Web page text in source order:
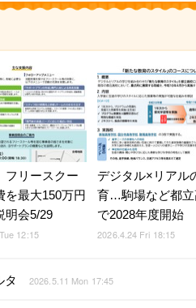
フリースクー
を最大150万円
会5/29
12:15
デジタル×リアル
育…駒場など都立
で2028年度開始
2026.4.24 Fri 18:15
タ 2026.5.11 Mon 17:45